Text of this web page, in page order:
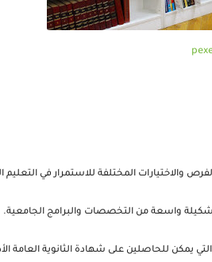
والاختيارات المختلفة للاستمرار في التعليم
واسعة من التخصصات والبرامج الجامعية.
للحاصلين على شهادة الثانوية العامة